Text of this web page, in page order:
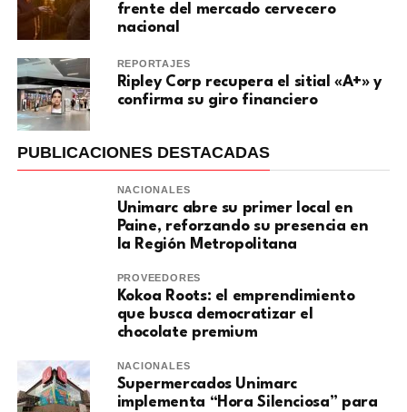
frente del mercado cervecero
nacional
REPORTAJES
Ripley Corp recupera el sitial «A+» y
confirma su giro financiero
PUBLICACIONES DESTACADAS
NACIONALES
Unimarc abre su primer local en
Paine, reforzando su presencia en
la Región Metropolitana
PROVEEDORES
Kokoa Roots: el emprendimiento
que busca democratizar el
chocolate premium
NACIONALES
Supermercados Unimarc
implementa “Hora Silenciosa” para